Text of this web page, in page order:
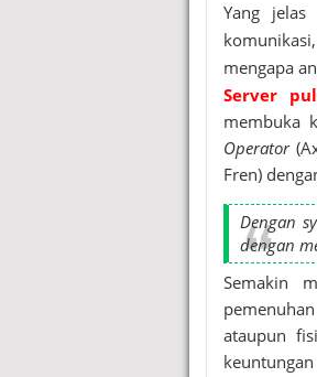
Yang jelas
mengapa
Server
membuka
Operator
Fren)
Dengan
dengan
Semakin
ataupun